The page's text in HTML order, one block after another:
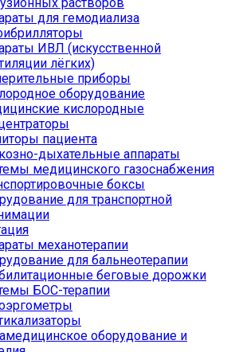
для гемодиализа
ИВЛ (искусственной
лёгких)
приборы
оборудование
кислородные
пациента
дыхательные аппараты
медицинского газоснабжения
боксы
для транспортной
механотерапии
для бальнеотерапии
беговые дорожки
БОС-терапии
оборудование и